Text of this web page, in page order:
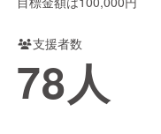
・ヘルスケア
支援者数
78人